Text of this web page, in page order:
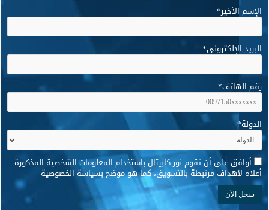
الإسم الأخير*
البريد الإلكتروني*
رقم الهاتف*
الدولة*
* أوافق على أن تقوم نور كابيتال باستخدام المعلومات الشخصية المذكورة
أعلاه لأهداف مرتبطة بالتسويق، كما هو موضح بسياسة الخصوصية